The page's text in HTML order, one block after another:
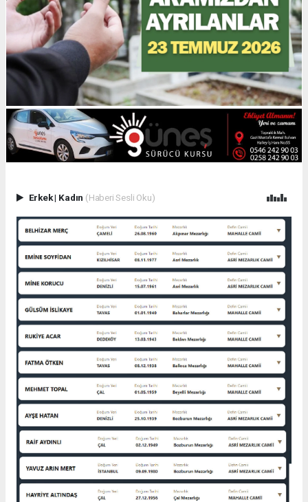
Erkek| Kadın (Haberi Sesli Oku)